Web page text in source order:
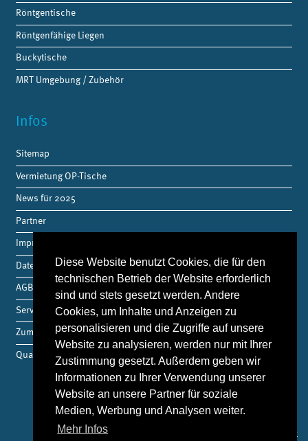
Diese Website benutzt Cookies, die für den
technischen Betrieb der Website erforderlich
sind und stets gesetzt werden. Andere
Cookies, um Inhalte und Anzeigen zu
personalisieren und die Zugriffe auf unsere
Website zu analysieren, werden nur mit Ihrer
Zustimmung gesetzt. Außerdem geben wir
Informationen zu Ihrer Verwendung unserer
Website an unsere Partner für soziale
Medien, Werbung und Analysen weiter.
Mehr Infos
Röntgentische
Röntgenfähige Liegen
Buckytische
MRT Umgebung / Zubehör
Infos
Sitemap
Vermietung OP-Tische
News für 2025
Partner
Impressum
Datenschutz
AGB
Service
Zum Shop
Qualitätsmanagement
THM Medizintechnik